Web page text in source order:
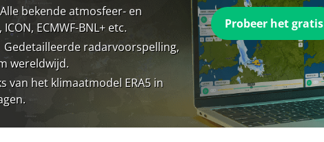
Alle bekende atmosfeer- en
ECMWF-BNL+ etc.
Gedetailleerde radarvoorspelling,
wereldwijd.
van het klimaatmodel ERA5 in
Probeer het gratis